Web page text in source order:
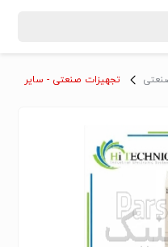
تجهیزات صنعتی - سایر